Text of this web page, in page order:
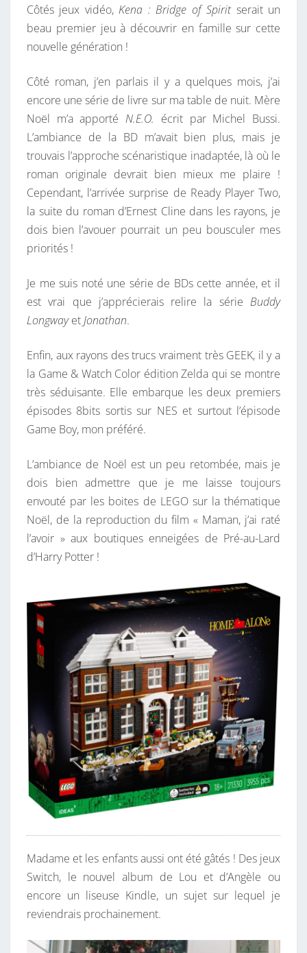
Côtés jeux vidéo,Kena : Bridge of Spiritserait un
beau premier jeu à découvrir en famille sur cette
nouvelle génération !
Côté roman, j’en parlais il y a quelques mois, j’ai
encore une série de livre sur ma table de nuit. Mère
Noël m’a apportéN.E.O. écrit par Michel Bussi.
L’ambiance de la BD m’avait bien plus, mais je
trouvais l’approche scénaristique inadaptée, là où le
roman originale devrait bien mieux me plaire !
Cependant, l’arrivée surprise de Ready Player Two,
la suite du roman d’Ernest Cline dans les rayons, je
dois bien l’avouer pourrait un peu bousculer mes
priorités !
Je me suis noté une série de BDs cette année, et il
est vrai que j’apprécierais relire la série Buddy
Longwayet Jonathan.
Enfin, aux rayons des trucs vraiment très GEEK, il y a
la Game & Watch Color édition Zelda qui se montre
très séduisante. Elle embarque les deux premiers
épisodes 8bits sortis sur NES et surtout l’épisode
Game Boy, mon préféré.
L’ambiance de Noël est un peu retombée, mais je
dois bien admettre que je me laisse toujours
envouté par les boites de LEGO sur la thématique
Noël, de la reproduction du film « Maman, j’ai raté
l’avoir » aux boutiques enneigées de Pré-au-Lard
d’Harry Potter !
Madame et les enfants aussi ont été gâtés ! Des jeux
Switch, le nouvel album de Lou et d’Angèle ou
encore un liseuse Kindle, un sujet sur lequel je
reviendrais prochainement.